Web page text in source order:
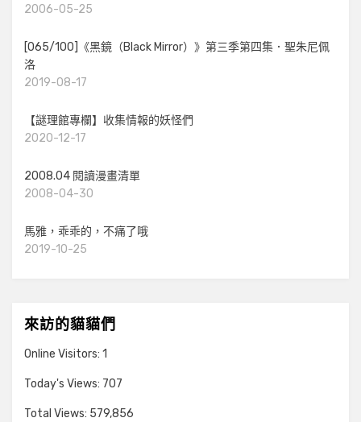
2006-05-25
[065/100]《黑鏡（Black Mirror）》第三季第四集．聖朱尼佩
洛
2019-08-17
【謎理館專欄】收集情報的妖怪們
2020-12-17
2008.04 閱讀漫畫清單
2008-04-30
馬雅，乖乖的，不痛了哦
2019-10-25
來訪的貓貓們
Online Visitors: 1
Today's Views: 707
Total Views: 579,856